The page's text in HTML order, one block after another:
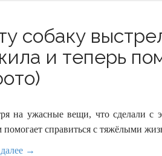
собаку
и теперь
на ужасные вещи, что сделали с
помогает справиться с тяжёлыми
→